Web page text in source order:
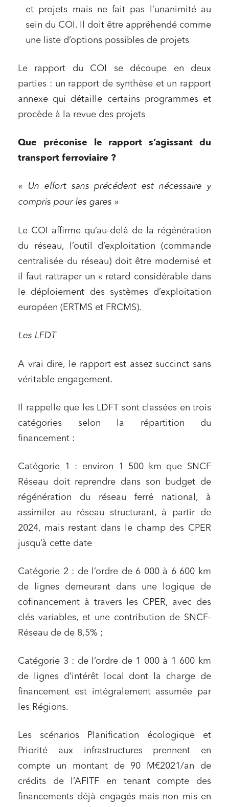
et projets mais ne fait pas l’unanimité au
sein du COI. Il doit être appréhendé comme
une liste d’options possibles de projets
Le rapport du COI se découpe en deux
parties : un rapport de synthèse et un rapport
annexe qui détaille certains programmes et
procède à la revue des projets
Que préconise le rapport s’agissant du
transport ferroviaire ?
« Un effort sans précédent est nécessaire y
compris pour les gares »
Le COI affirme qu’au-delà de la régénération
du réseau, l’outil d’exploitation (commande
centralisée du réseau) doit être modernisé et
il faut rattraper un « retard considérable dans
le déploiement des systèmes d’exploitation
européen (ERTMS et FRCMS).
Les LFDT
A vrai dire, le rapport est assez succinct sans
véritable engagement.
Il rappelle que les LDFT sont classées en trois
catégories selon la répartition du
financement :
Catégorie 1 : environ 1 500 km que SNCF
Réseau doit reprendre dans son budget de
régénération du réseau ferré national, à
assimiler au réseau structurant, à partir de
2024, mais restant dans le champ des CPER
jusqu’à cette date
Catégorie 2 : de l’ordre de 6 000 à 6 600 km
de lignes demeurant dans une logique de
cofinancement à travers les CPER, avec des
clés variables, et une contribution de SNCF-
Réseau de de 8,5% ;
Catégorie 3 : de l’ordre de 1 000 à 1 600 km
de lignes d’intérêt local dont la charge de
financement est intégralement assumée par
les Régions.
Les scénarios Planification écologique et
Priorité aux infrastructures prennent en
compte un montant de 90 M€2021/an de
crédits de l’AFITF en tenant compte des
financements déjà engagés mais non mis en